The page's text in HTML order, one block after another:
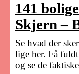
141
Skjern –
Se hvad der
lige her. Få
og se de